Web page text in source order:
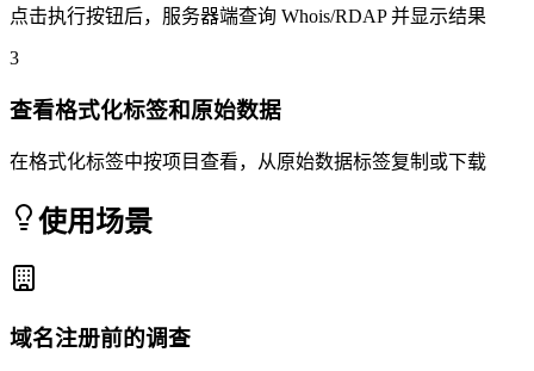
点击执行按钮后，服务器端查询 Whois/RDAP 并显示结果
3
查看格式化标签和原始数据
在格式化标签中按项目查看，从原始数据标签复制或下载
使用场景
域名注册前的调查